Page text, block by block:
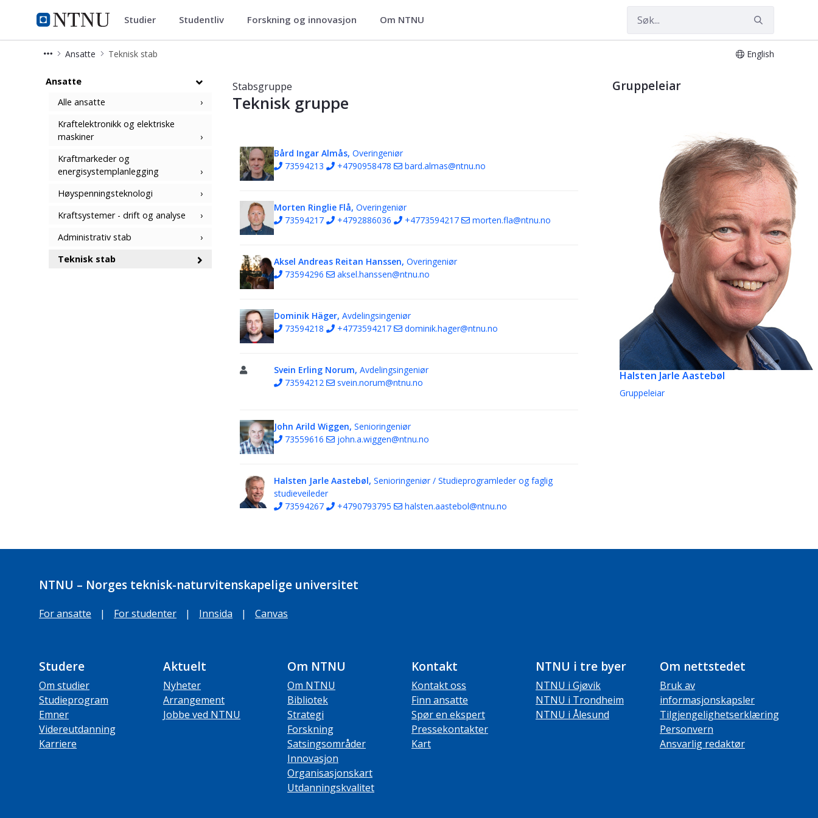
NTNU Hjemmeside
Institutt for elektrisk energi
Studier Studentliv Forskning og innovasjon Om NTNU
Ansatte Teknisk stab English
Teknisk stab - Institutt for elektrisk energi
Ansatte
Alle ansatte
Kraftelektronikk og elektriske
maskiner
Kraftmarkeder og
energisystemplanlegging
Høyspenningsteknologi
Kraftsystemer - drift og analyse
Administrativ stab
Teknisk stab
Stabsgruppe
Teknisk gruppe
Bård Ingar Almås, Overingeniør
73594213
+4790958478 bard.almas@ntnu.no
Morten Ringlie Flå, Overingeniør
73594217
+4792886036 +4773594217 morten.fla@ntnu.no
Aksel Andreas Reitan Hanssen, Overingeniør
73594296
aksel.hanssen@ntnu.no
Dominik Häger, Avdelingsingeniør
73594218
+4773594217 dominik.hager@ntnu.no
Svein Erling Norum, Avdelingsingeniør
73594212
svein.norum@ntnu.no
John Arild Wiggen, Senioringeniør
73559616
john.a.wiggen@ntnu.no
Halsten Jarle Aastebøl, Senioringeniør / Studieprogramleder og faglig
studieveileder
73594267
+4790793795 halsten.aastebol@ntnu.no
Gruppeleiar
Halsten Jarle Aastebøl
Gruppeleiar
NTNU – Norges teknisk-naturvitenskapelige universitet
For ansatte | For studenter | Innsida | Canvas
Studere
Om studier
Studieprogram
Emner
Videreutdanning
Karriere
Aktuelt
Nyheter
Arrangement
Jobbe ved NTNU
Om NTNU
Om NTNU
Bibliotek
Strategi
Forskning
Satsingsområder
Innovasjon
Organisasjonskart
Utdanningskvalitet
Kontakt
Kontakt oss
Finn ansatte
Spør en ekspert
Pressekontakter
Kart
NTNU i tre byer
NTNU i Gjøvik
NTNU i Trondheim
NTNU i Ålesund
Om nettstedet
Bruk av
informasjonskapsler
Tilgjengelighetserklæring
Personvern
Ansvarlig redaktør